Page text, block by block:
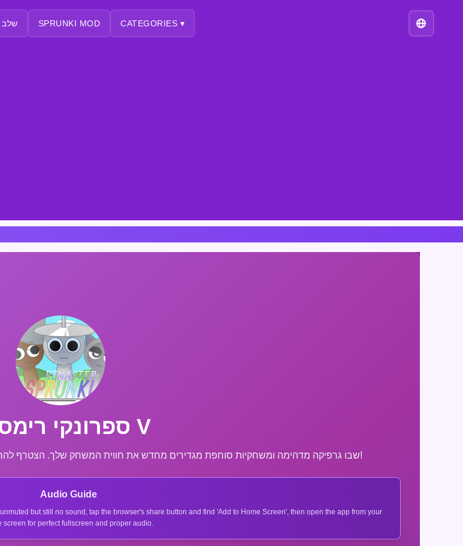
שלב 3 של ספרונקי SPRUNKI MOD CATEGORIES ▾
ספרונקי רימסטר V
גלה את העולם המרגש של Sprunki Remaster V, שבו גרפיקה מדהימה ומשחקיות סוחפת מגדירים מחדש את חווית המשחק שלך. הצטרף להרפתקה היום!
Audio Guide
but still no sound, tap the browser's share button and find 'Add to Home Screen', then open the app from your
screen for perfect fullscreen and proper audio.